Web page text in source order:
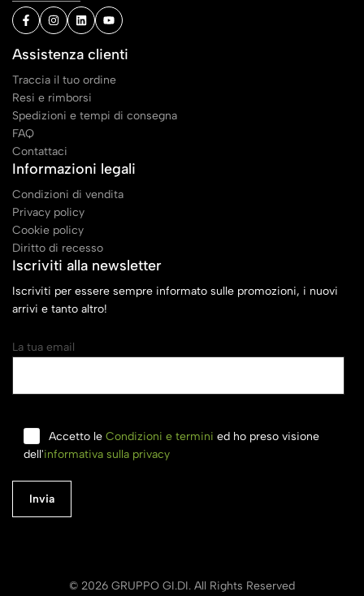
Assistenza clienti
Traccia il tuo ordine
Resi e rimborsi
Spedizioni e tempi di consegna
FAQ
Contattaci
Informazioni legali
Condizioni di vendita
Privacy policy
Cookie policy
Diritto di recesso
Iscriviti alla newsletter
Iscriviti per essere sempre informato sulle promozioni, i nuovi
arrivi e tanto altro!
La tua email
Accetto le Condizioni e termini ed ho preso visione
dell'informativa sulla privacy
© 2026 GRUPPO GI.DI. All Rights Reserved